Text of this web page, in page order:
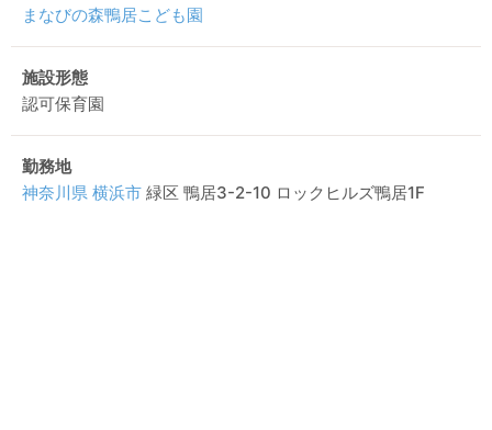
まなびの森鴨居こども園
施設形態
認可保育園
勤務地
神奈川県 横浜市 緑区 鴨居3-2-10 ロックヒルズ鴨居1F